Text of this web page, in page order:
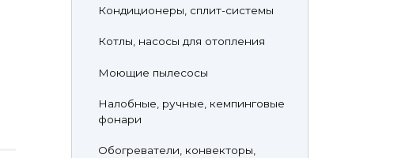
Кондиционеры, сплит-системы
Котлы, насосы для отопления
Моющие пылесосы
Налобные, ручные, кемпинговые
фонари
Обогреватели, конвекторы,